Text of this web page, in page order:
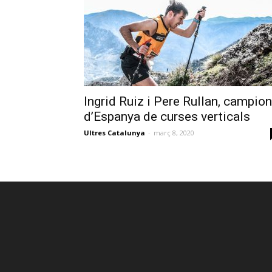
Ingrid Ruiz i Pere Rullan,
d’Espanya de curses verticals
Ultres Catalunya - març 8, 2020